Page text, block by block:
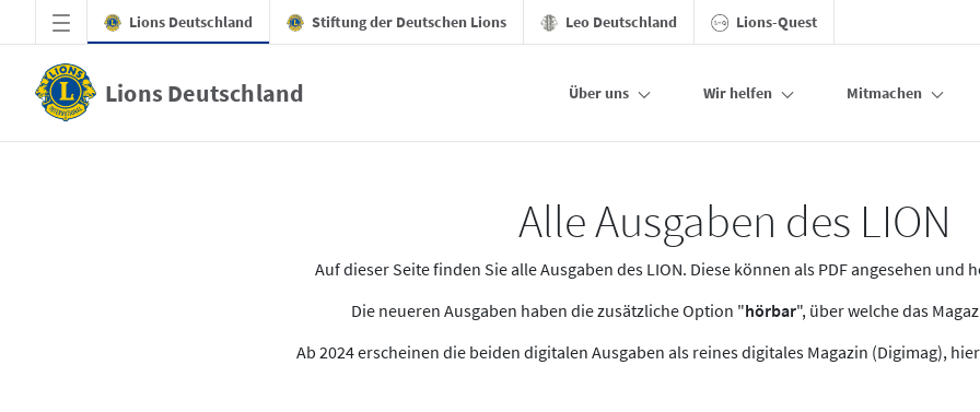
Zum Hauptinhalt springen
Lions Deutschland Stiftung der Deutschen Lions Leo Deutschland Lions-Quest
Lions Deutschland Über uns Wir helfen Mitmachen
Alle Ausgaben des LION
Auf dieser Seite finden Sie alle Ausgaben des LION. Diese können als PDF angesehen und
Die neueren Ausgaben haben die zusätzliche Option "hörbar", über welche das
Ab 2024 erscheinen die beiden digitalen Ausgaben als reines digitales Magazin (Digimag),